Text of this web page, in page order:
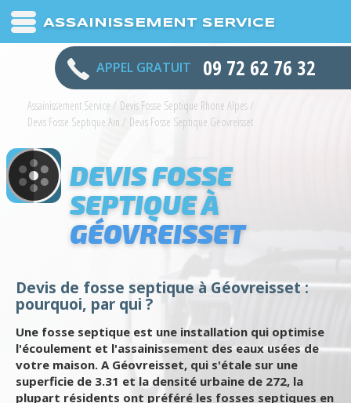
ASSAINISSEMENT SERVICE
APPEL GRATUIT 09 72 62 76 32
Assainissement Service / Devis Fosse Septique Rhone Alpes/
Devis Fosse Septique Ain / Devis Fosse Septique Géovreisset
DEVIS FOSSE
SEPTIQUE À
GÉOVREISSET
Devis de fosse septique à Géovreisset :
pourquoi, par qui ?
Une fosse septique est une installation qui optimise
l'écoulement et l'assainissement des eaux usées de
votre maison. A Géovreisset, qui s'étale sur une
superficie de 3.31 et la densité urbaine de 272, la
plupart résidents ont préféré les fosses septiques en